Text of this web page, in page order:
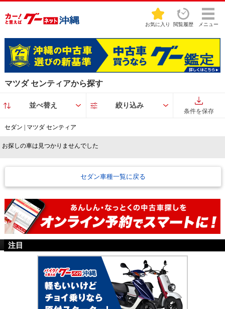
お気に入り 閲覧履歴 メニュー
マツダ センティアから探す
並べ替え 絞り込み
条件を保存
セダン | マツダ センティア
お探しの車は見つかりませんでした
セダン車種一覧に戻る
注目